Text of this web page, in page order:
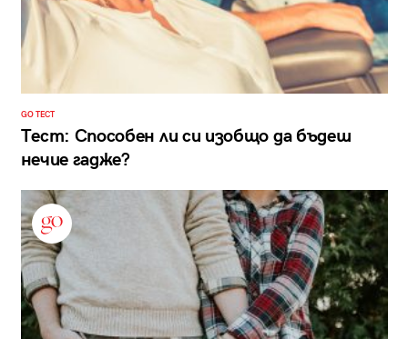
GO ТЕСТ
Тест: Способен ли си изобщо да бъдеш
нечие гадже?